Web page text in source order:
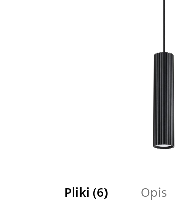
Pliki (6) Opis